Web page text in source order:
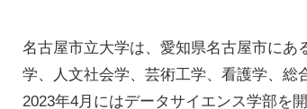
名古屋市立大学は、愛知県名古屋市にあ
学、人文社会学、芸術工学、看護学、総
2023年4月にはデータサイエンス学部を